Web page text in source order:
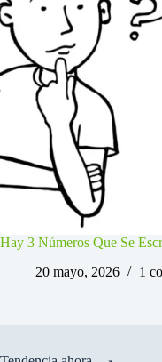
Hay 3 Números Que Se
20 mayo, 2026
1